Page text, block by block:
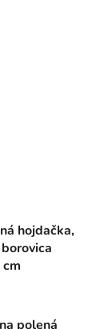
hojdačka,
polená